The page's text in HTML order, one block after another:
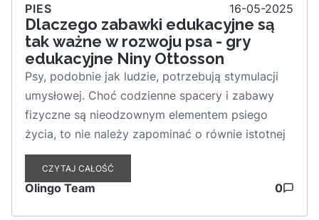
PIES 16-05-2025
Dlaczego zabawki edukacyjne są
tak ważne w rozwoju psa - gry
edukacyjne Niny Ottosson
Psy, podobnie jak ludzie, potrzebują stymulacji
umysłowej. Choć codzienne spacery i zabawy
fizyczne są nieodzownym elementem psiego
życia, to nie należy zapominać o równie istotnej
aktywności - treningu umysłowym. Właśnie tutaj
na scenę wchodzą zabawki edukacyjne, a
szczególniegry logiczne stworzone przez Ninę
CZYTAJ CAŁOŚĆ
Olingo Team 0